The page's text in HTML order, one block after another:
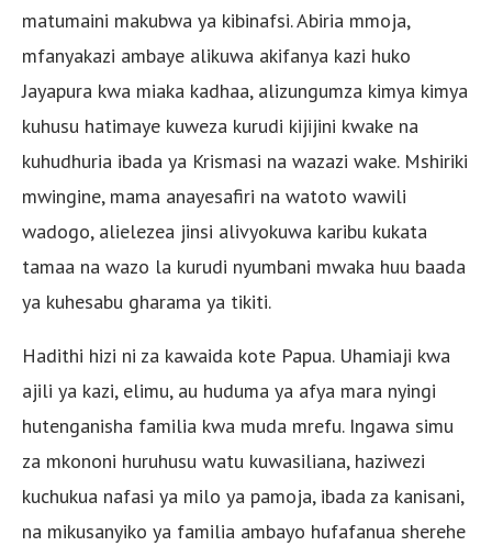
matumaini makubwa ya kibinafsi. Abiria mmoja,
mfanyakazi ambaye alikuwa akifanya kazi huko
Jayapura kwa miaka kadhaa, alizungumza kimya kimya
kuhusu hatimaye kuweza kurudi kijijini kwake na
kuhudhuria ibada ya Krismasi na wazazi wake. Mshiriki
mwingine, mama anayesafiri na watoto wawili
wadogo, alielezea jinsi alivyokuwa karibu kukata
tamaa na wazo la kurudi nyumbani mwaka huu baada
ya kuhesabu gharama ya tikiti.
Hadithi hizi ni za kawaida kote Papua. Uhamiaji kwa
ajili ya kazi, elimu, au huduma ya afya mara nyingi
hutenganisha familia kwa muda mrefu. Ingawa simu
za mkononi huruhusu watu kuwasiliana, haziwezi
kuchukua nafasi ya milo ya pamoja, ibada za kanisani,
na mikusanyiko ya familia ambayo hufafanua sherehe